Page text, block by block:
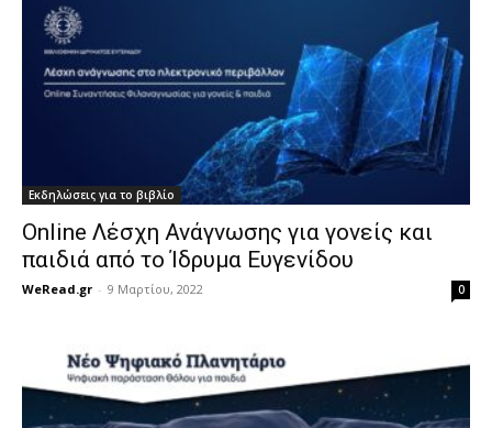
Εκδηλώσεις για το βιβλίο
Online Λέσχη Ανάγνωσης για γονείς και
παιδιά από το Ίδρυμα Ευγενίδου
WeRead.gr - 9 Μαρτίου, 2022 0